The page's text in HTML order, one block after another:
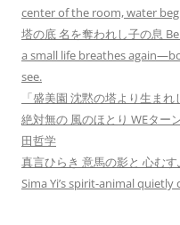
center of the room, water
塔の底 名を奪われし子の息
a small life breathes
see.
「盛美園 沈黙の塔より生ま
絶対無の 風のほとり WEター
田哲学
真言ひらき 意馬の影と 心む
Sima Yi’s spirit-animal quietly